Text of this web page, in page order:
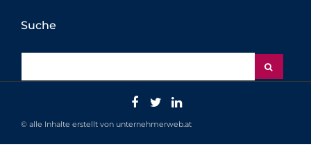
Suche
© alle Inhalte erstellt von unternehmerweb.at